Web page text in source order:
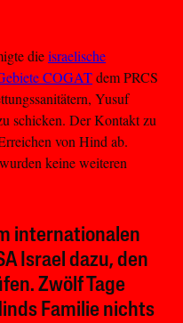
dieisraelische
COGATdem PRCS
Yusuf
schicken. Der Kontakt zu
von Hind ab.
keine weiteren
internationalen
Israel dazu, den
Zwölf Tage
Familie nichts